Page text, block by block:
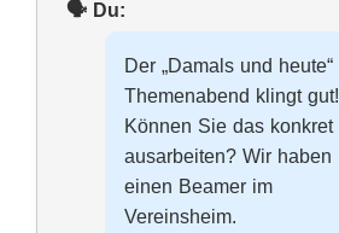
Der „Damals und heute“
Themenabend klingt gut!
Können Sie das konkret
ausarbeiten? Wir haben
einen Beamer im
Vereinsheim.